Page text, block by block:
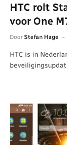
HTC rolt
voor One
Door Stefan Hage
HTC is in